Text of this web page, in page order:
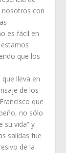
nosotros con
es fácil en
que los
lleva en
de los
que
no sólo
su vida” y
salidas fue
de la